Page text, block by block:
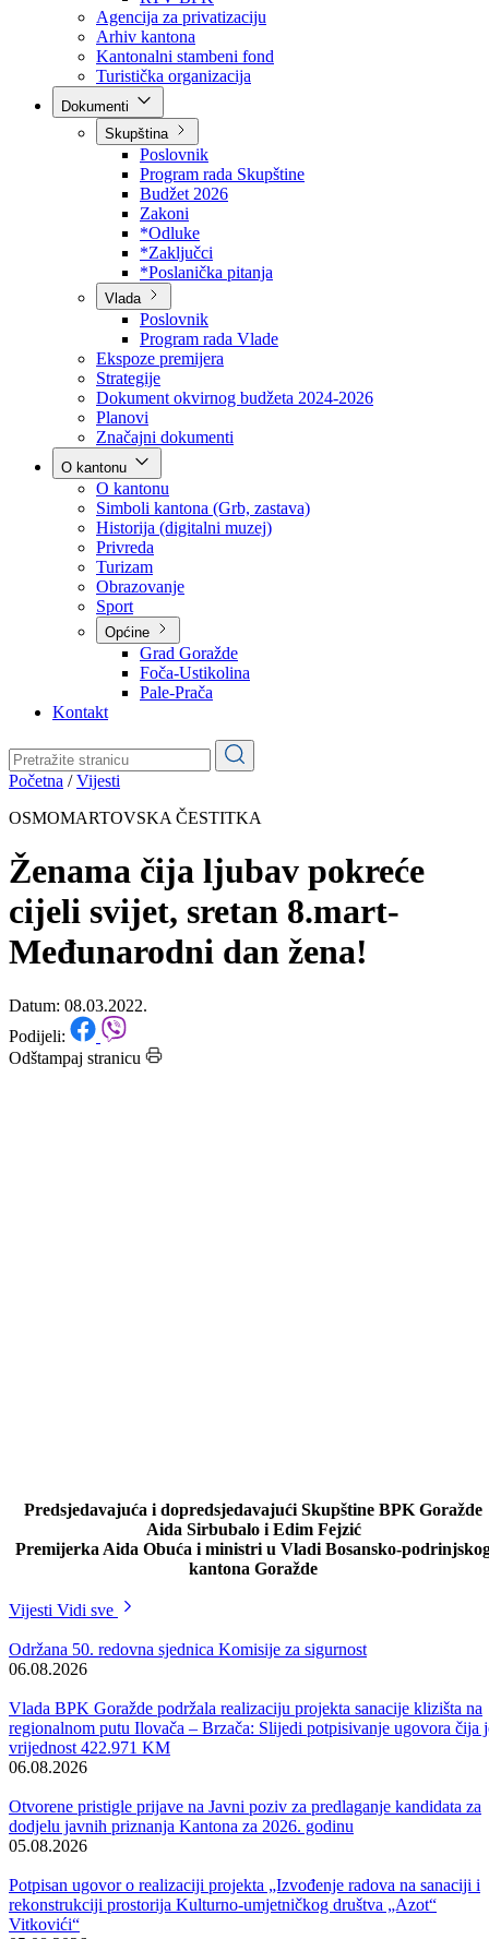
Javna preduzeća
BPK šume
RTV BPK
Agencija za privatizaciju
Arhiv kantona
Kantonalni stambeni fond
Turistička organizacija
Skupština
Poslovnik
Program rada Skupštine
Budžet 2026
Zakoni
*Odluke
*Zaključci
*Poslanička pitanja
Vlada
Poslovnik
Program rada Vlade
Ekspoze premijera
Strategije
Dokument okvirnog budžeta 2024-2026
Planovi
Značajni dokumenti
O kantonu
O kantonu
Simboli kantona (Grb, zastava)
Historija (digitalni muzej)
Privreda
Turizam
Obrazovanje
Općine
Pale-Prača
Kontakt
OSMOMARTOVSKA ČESTITKA
Ženama čija ljubav pokreće
cijeli svijet, sretan 8.mart-
Međunarodni dan žena!
Datum: 08.03.2022.